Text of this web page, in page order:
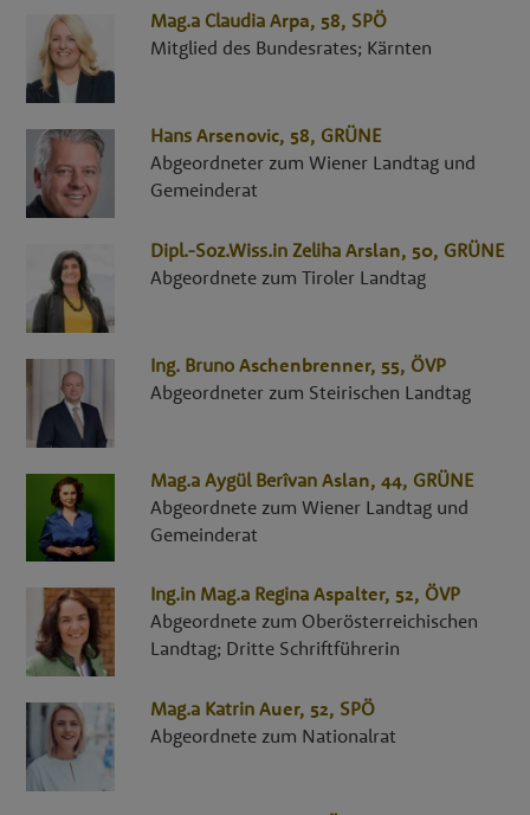
Mag.a Claudia Arpa, 58, SPÖ
Mitglied des Bundesrates; Kärnten
Hans Arsenovic, 58, GRÜNE
Abgeordneter zum Wiener Landtag und
Gemeinderat
Dipl.-Soz.Wiss.in Zeliha Arslan, 50, GRÜNE
Abgeordnete zum Tiroler Landtag
Ing. Bruno Aschenbrenner, 55, ÖVP
Abgeordneter zum Steirischen Landtag
Mag.a Aygül Berîvan Aslan, 44, GRÜNE
Abgeordnete zum Wiener Landtag und
Gemeinderat
Ing.in Mag.a Regina Aspalter, 52, ÖVP
Abgeordnete zum Oberösterreichischen
Landtag; Dritte Schriftführerin
Mag.a Katrin Auer, 52, SPÖ
Abgeordnete zum Nationalrat